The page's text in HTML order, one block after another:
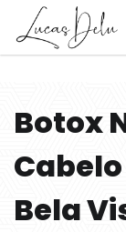
Botox
Bela